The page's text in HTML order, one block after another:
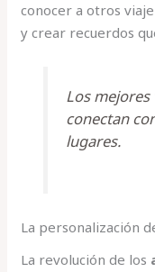
conocer a otros
y crear recuerdos
Los mejores
conectan
lugares.
La personalización
La revolución de los